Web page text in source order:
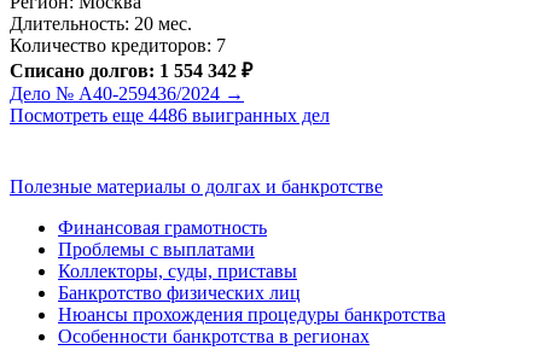
Длительность: 20 мес.
Количество кредиторов: 7
Списано долгов: 1 554 342 ₽
Дело № А40-259436/2024 →
Посмотреть еще 4486 выигранных дел
Полезные материалы о долгах и банкротстве
Финансовая грамотность
Проблемы с выплатами
Коллекторы, суды, приставы
Банкротство физических лиц
Нюансы прохождения процедуры банкротства
Особенности банкротства в регионах